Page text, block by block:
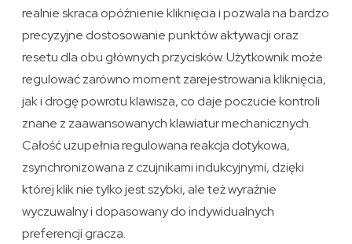
realnie skraca opóźnienie kliknięcia i pozwala na bardzo
precyzyjne dostosowanie punktów aktywacji oraz
resetu dla obu głównych przycisków. Użytkownik może
regulować zarówno moment zarejestrowania kliknięcia,
jak i drogę powrotu klawisza, co daje poczucie kontroli
znane z zaawansowanych klawiatur mechanicznych.
Całość uzupełnia regulowana reakcja dotykowa,
zsynchronizowana z czujnikami indukcyjnymi, dzięki
której klik nie tylko jest szybki, ale też wyraźnie
wyczuwalny i dopasowany do indywidualnych
preferencji gracza.